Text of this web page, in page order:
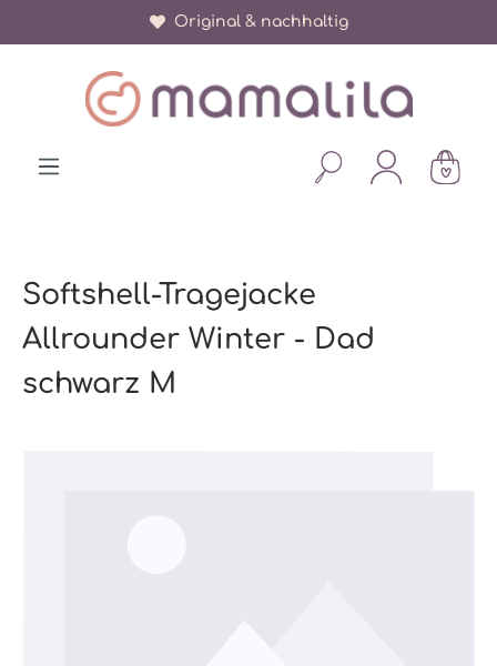
Original & nachhaltig
Softshell-Tragejacke
Allrounder Winter - Dad
schwarz M